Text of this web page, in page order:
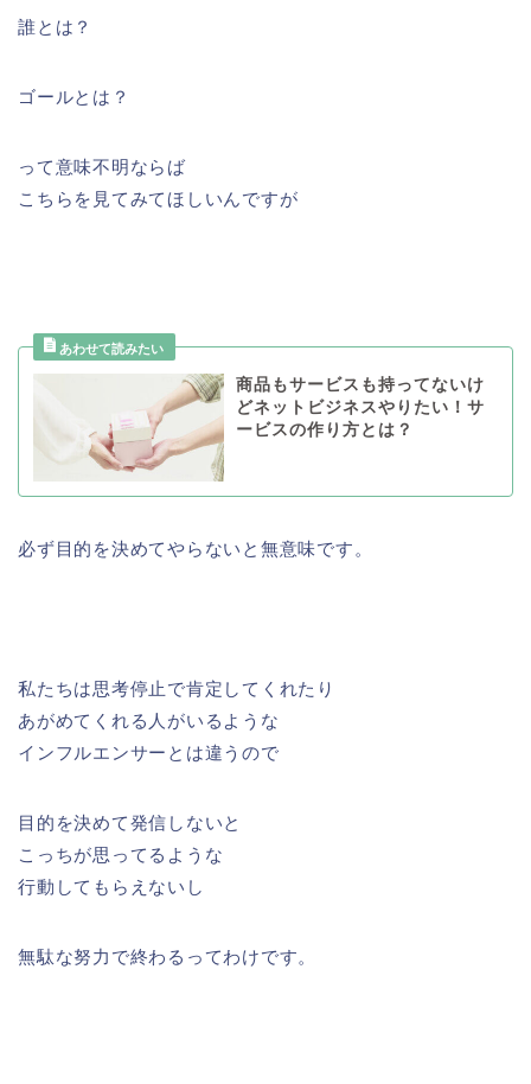
誰とは？
ゴールとは？
って意味不明ならば
こちらを見てみてほしいんですが
商品もサービスも持ってないけ
どネットビジネスやりたい！サ
ービスの作り方とは？
必ず目的を決めてやらないと無意味です。
私たちは思考停止で肯定してくれたり
あがめてくれる人がいるような
インフルエンサーとは違うので
目的を決めて発信しないと
こっちが思ってるような
行動してもらえないし
無駄な努力で終わるってわけです。